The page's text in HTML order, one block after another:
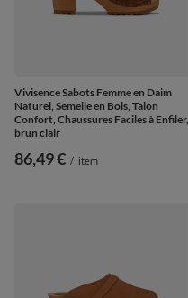
Vivisence Sabots Femme en Daim
Naturel, Semelle en Bois, Talon
Confort, Chaussures Faciles à Enfiler,
brun clair
86,49 € / item